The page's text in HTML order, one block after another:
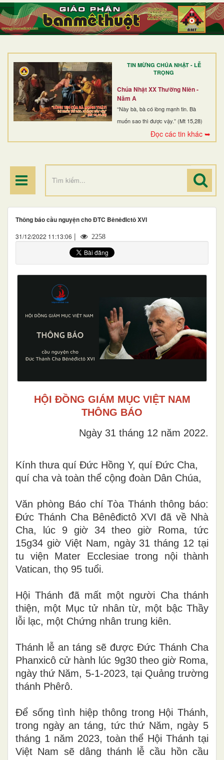
TIN MỪNG CHÚA NHẬT - LỄ
TRỌNG
Chúa Nhật XX Thường Niên -
Năm A
“Này bà, bà có lòng mạnh tin. Bà
muốn sao thì được vậy.” (Mt 15,28)
Đọc các tin khác ➥
TRANG NHẤT
GIỚI THIỆU
DÒNG TU
BAN MỤC VỤ
ĐOÀN THỂ CG
Thông báo cầu nguyện cho ĐTC Bênêđictô XVI
31/12/2022 11:13:06 | 2258
HỘI ĐỒNG GIÁM MỤC VIỆT NAM
THÔNG BÁO
Ngày 31 tháng 12 năm 2022.
Kính thưa quí Đức Hồng Y, quí Đức Cha,
quí cha và toàn thể cộng đoàn Dân Chúa,
Văn phòng Báo chí Tòa Thánh thông báo:
Đức Thánh Cha Bênêđictô XVI đã về Nhà
Cha, lúc 9 giờ 34 theo giờ Roma, tức
15g34 giờ Việt Nam, ngày 31 tháng 12 tại
tu viện Mater Ecclesiae trong nội thành
Vatican, thọ 95 tuổi.
Hội Thánh đã mất một người Cha thánh
thiện, một Mục tử nhân từ, một bậcThầy
lỗi lạc, một Chứng nhân trung kiên.
Thánh lễ an táng sẽ được Đức Thánh Cha
Phanxicô cử hành lúc 9g30 theo giờ Roma,
ngày thứ Năm, 5-1-2023, tại Quảng trường
thánh Phêrô.
Để sống tình hiệp thông trong Hội Thánh,
trong ngày an táng, tức thứ Năm, ngày 5
tháng 1 năm 2023, toàn thể Hội Thánh tại
Việt Nam sẽ dâng thánh lễ cầu hồn cầu